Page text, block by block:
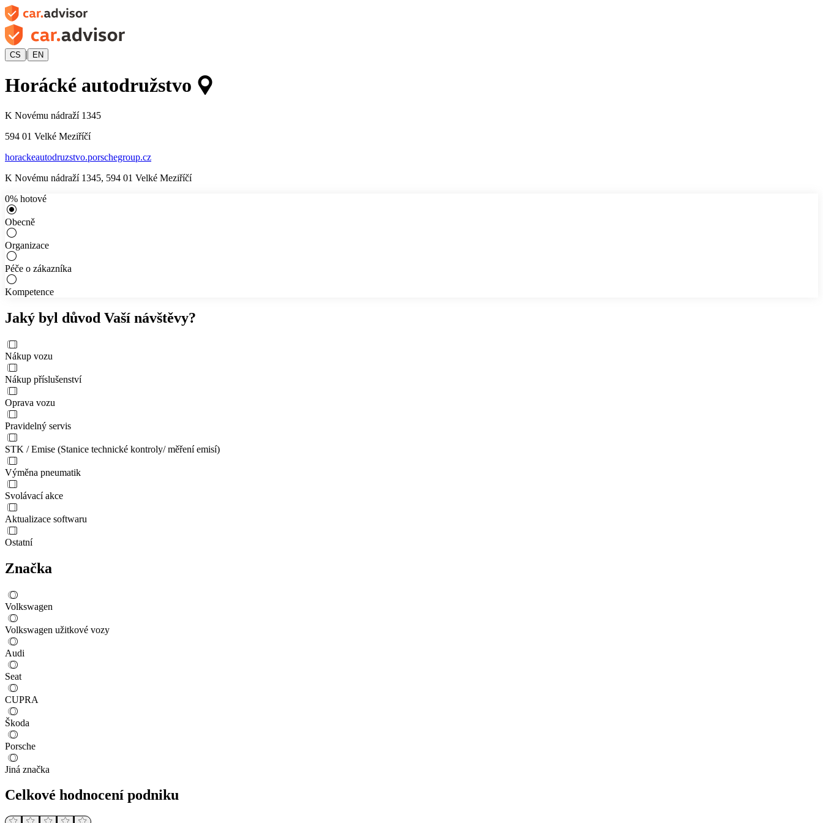
CS | EN
Horácké autodružstvo
K Novému nádraží 1345
594 01 Velké Meziříčí
horackeautodruzstvo.porschegroup.cz
K Novému nádraží 1345, 594 01 Velké Meziříčí
0% hotové
Obecně
Organizace
Péče o zákazníka
Kompetence
Jaký byl důvod Vaší návštěvy?
Nákup vozu
Nákup příslušenství
Oprava vozu
Pravidelný servis
STK / Emise (Stanice technické kontroly/ měření emisí)
Výměna pneumatik
Svolávací akce
Aktualizace softwaru
Ostatní
Značka
Volkswagen
Volkswagen užitkové vozy
Audi
Seat
CUPRA
Škoda
Porsche
Jiná značka
Celkové hodnocení podniku